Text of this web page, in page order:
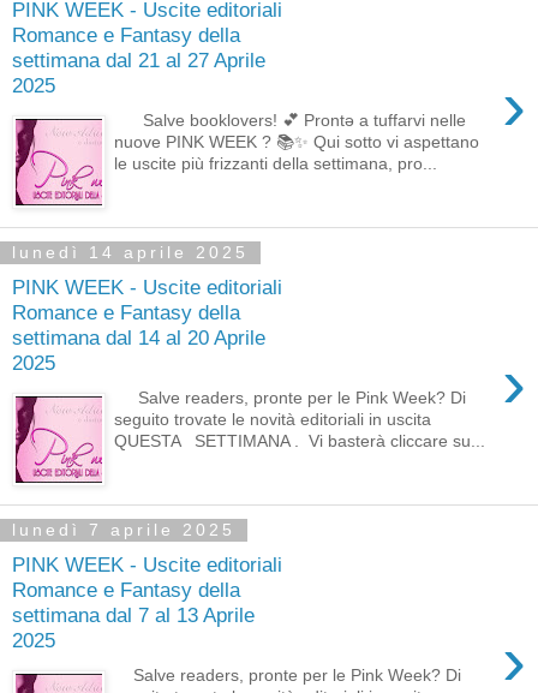
PINK WEEK - Uscite editoriali
Romance e Fantasy della
settimana dal 21 al 27 Aprile
2025
›
Salve booklovers! 💕 Prontə a tuffarvi nelle
nuove PINK WEEK ? 📚✨ Qui sotto vi aspettano
le uscite più frizzanti della settimana, pro...
lunedì 14 aprile 2025
PINK WEEK - Uscite editoriali
Romance e Fantasy della
settimana dal 14 al 20 Aprile
2025
›
Salve readers, pronte per le Pink Week? Di
seguito trovate le novità editoriali in uscita
QUESTA SETTIMANA . Vi basterà cliccare su...
lunedì 7 aprile 2025
PINK WEEK - Uscite editoriali
Romance e Fantasy della
settimana dal 7 al 13 Aprile
2025
›
Salve readers, pronte per le Pink Week? Di